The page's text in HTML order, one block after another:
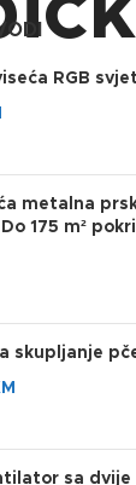
RGB
metalna
175 m²
skupljanje
sa dvije